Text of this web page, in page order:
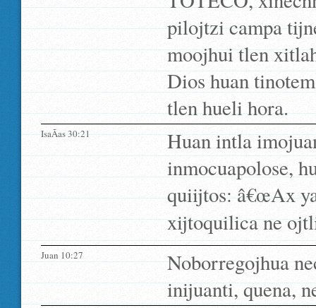
pilojtzi campa
moojhui tlen
Dios huan
tlen hueli hora.
IsaÃ­as 30:21
Huan intla
inmocuapolose,
quiijtos: â€œAx
xijtoquilica ne
Juan 10:27
Noborregojhua
inijuanti, quena,